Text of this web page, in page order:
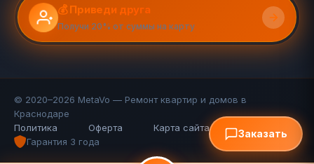
💰 Приведи друга
Получи 20% от суммы на карту
© 2020–2026 MetaVo — Ремонт квартир и домов в
Краснодаре
Политика
Оферта Карта сайта (110 стр.)
FAQ
Гарантия 3 года
Заказать